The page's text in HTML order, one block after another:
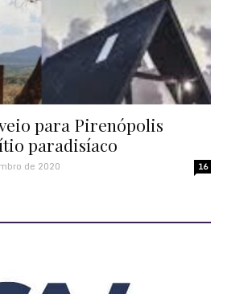
para Pirenópolis
paradisíaco
de 2020 16